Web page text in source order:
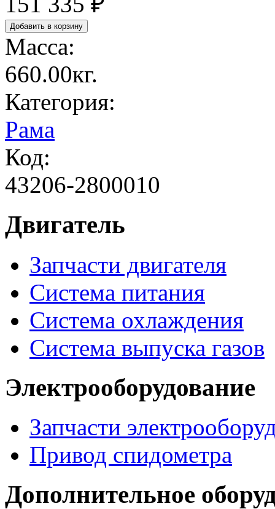
Масса:
660.00кг.
Категория:
Рама
Код:
43206-2800010
Двигатель
Запчасти двигателя
Система питания
Система охлаждения
Система выпуска газов
Электрооборудование
Запчасти
Привод спидометра
Дополнительное